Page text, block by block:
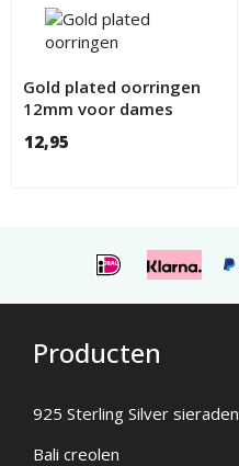
Gold plated oorringen
12mm voor dames
12,95
Producten
925 Sterling Silver sieraden
Bali creolen